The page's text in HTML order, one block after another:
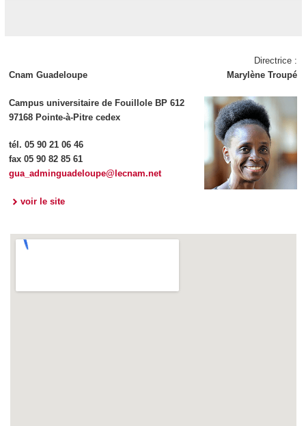
Cnam Guadeloupe
Campus universitaire de Fouillole BP 612
97168 Pointe-à-Pitre cedex
tél. 05 90 21 06 46
fax 05 90 82 85 61
gua_adminguadeloupe@lecnam.net
voir le site
Directrice :
Marylène Troupé